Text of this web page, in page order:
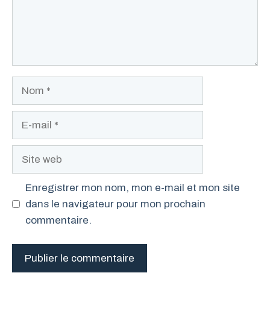
Site
Enregistrer mon nom, mon e-mail et mon site
dans le navigateur pour mon prochain
commentaire.